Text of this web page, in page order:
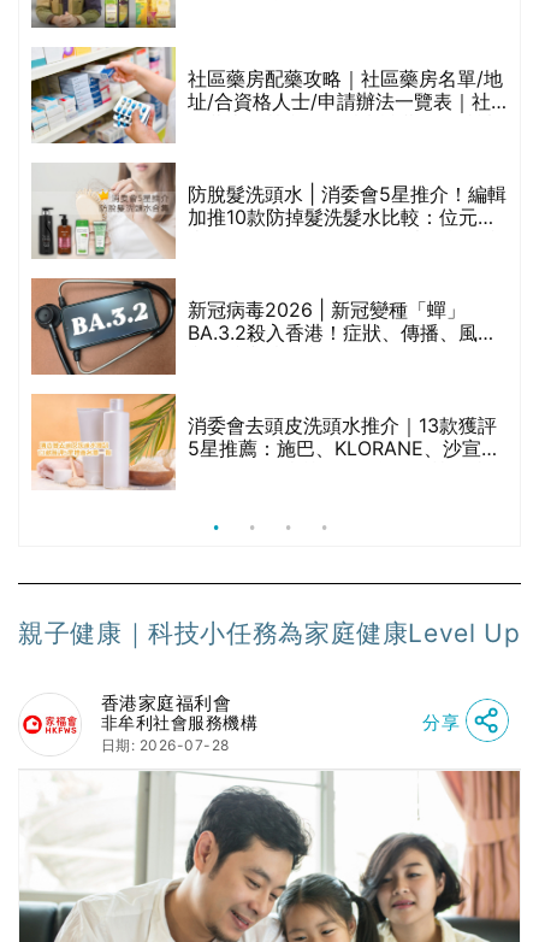
社區藥房配藥攻略｜社區藥房名單/地
址/合資格人士/申請辦法一覽表｜社
防脫髮洗頭水 | 消委會5星推介！編輯
加推10款防掉髮洗髮水比較：位元
新冠病毒2026 | 新冠變種「蟬」
BA.3.2殺入香港！症狀、傳播、風險
消委會去頭皮洗頭水推介｜13款獲評
5星推薦：施巴、KLORANE、沙宣、
親子健康｜科技小任務為家庭健康Level Up
香港家庭福利會
非牟利社會服務機構
日期: 2026-07-28
分享